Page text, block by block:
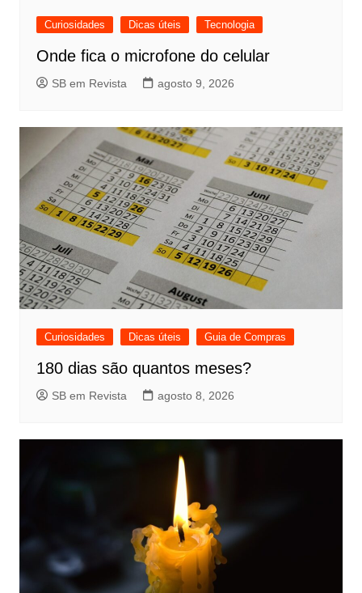
Curiosidades Dicas úteis Tecnologia
Onde fica o microfone do celular
SB em Revista agosto 9, 2026
Curiosidades Dicas úteis Guia de Compras
180 dias são quantos meses?
SB em Revista agosto 8, 2026